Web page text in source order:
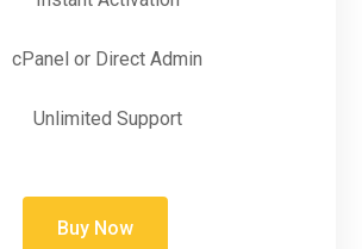
cPanel or Direct Admin
Unlimited Support
Buy Now